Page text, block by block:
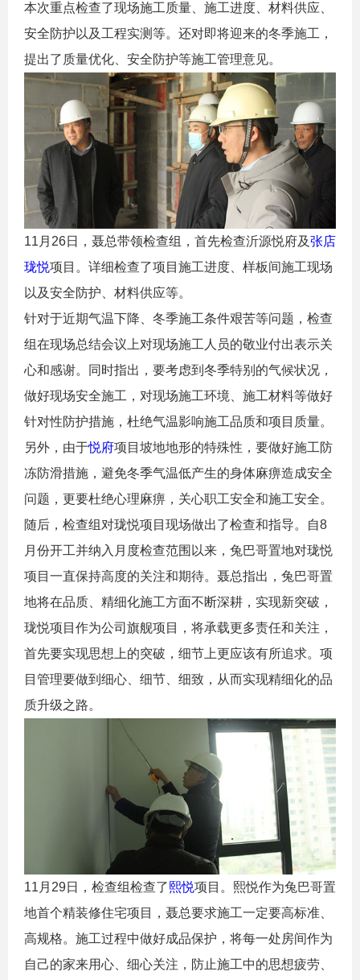
本次重点检查了现场施工质量、施工进度、材料供应、
安全防护以及工程实测等。还对即将迎来的冬季施工，
提出了质量优化、安全防护等施工管理意见。
11月26日，聂总带领检查组，首先检查沂源悦府及张店
珑悦项目。详细检查了项目施工进度、样板间施工现场
以及安全防护、材料供应等。
针对于近期气温下降、冬季施工条件艰苦等问题，检查
组在现场总结会议上对现场施工人员的敬业付出表示关
心和感谢。同时指出，要考虑到冬季特别的气候状况，
做好现场安全施工，对现场施工环境、施工材料等做好
针对性防护措施，杜绝气温影响施工品质和项目质量。
另外，由于悦府项目坡地地形的特殊性，要做好施工防
冻防滑措施，避免冬季气温低产生的身体麻痹造成安全
问题，更要杜绝心理麻痹，关心职工安全和施工安全。
随后，检查组对珑悦项目现场做出了检查和指导。自8
月份开工并纳入月度检查范围以来，兔巴哥置地对珑悦
项目一直保持高度的关注和期待。聂总指出，兔巴哥置
地将在品质、精细化施工方面不断深耕，实现新突破，
珑悦项目作为公司旗舰项目，将承载更多责任和关注，
首先要实现思想上的突破，细节上更应该有所追求。项
目管理要做到细心、细节、细致，从而实现精细化的品
质升级之路。
11月29日，检查组检查了熙悦项目。熙悦作为兔巴哥置
地首个精装修住宅项目，聂总要求施工一定要高标准、
高规格。施工过程中做好成品保护，将每一处房间作为
自己的家来用心、细心关注，防止施工中的思想疲劳、